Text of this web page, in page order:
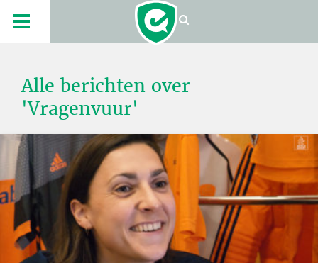
Alle berichten over
'Vragenvuur'